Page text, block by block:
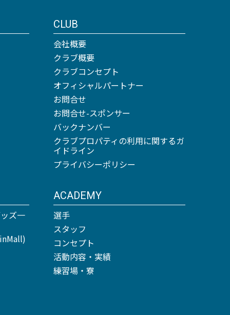
ズ一
ACADEMY
選手
スタッフ
コンセプト
活動内容・実績
練習場・寮
CLUB
会社概要
クラブ概要
クラブコンセプト
オフィシャルパートナー
お問合せ
お問合せ-スポンサー
バックナンバー
クラブプロパティの利用に関するガ
イドライン
プライバシーポリシー